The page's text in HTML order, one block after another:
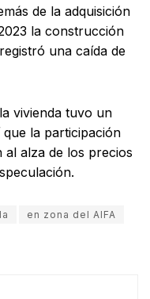
de la adquisición
la construcción
una caída de
vivienda tuvo un
la participación
alza de los precios
en zona del AIFA